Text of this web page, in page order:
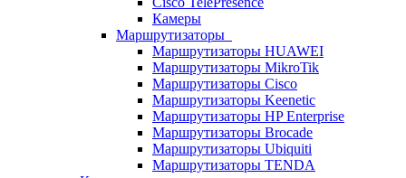
Камеры
Маршрутизаторы
Маршрутизаторы HUAWEI
Маршрутизаторы MikroTik
Маршрутизаторы Cisco
Маршрутизаторы Keenetic
Маршрутизаторы HP Enterprise
Маршрутизаторы Brocade
Маршрутизаторы Ubiquiti
Маршрутизаторы TENDA